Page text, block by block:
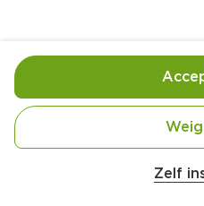
Ingrediënten
450 gram kipfilethaasjes
Zelf